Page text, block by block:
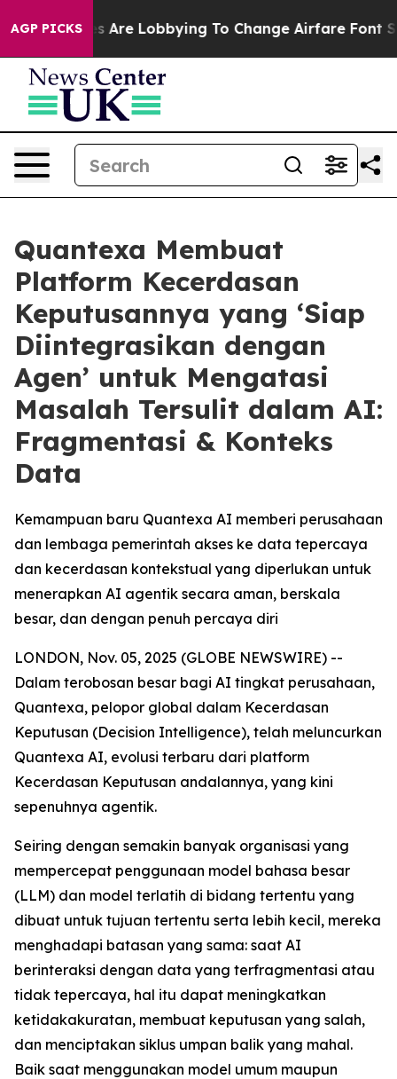
AGP PICKSAre Lobbying To Change Airfare Font Sizes.
Quantexa Membuat
Platform Kecerdasan
Keputusannya yang ‘Siap
Diintegrasikan dengan
Agen’ untuk Mengatasi
Masalah Tersulit dalam AI:
Fragmentasi & Konteks
Data
Kemampuan baru Quantexa AI memberi perusahaan
dan lembaga pemerintah akses ke data tepercaya
dan kecerdasan kontekstual yang diperlukan untuk
menerapkan AI agentik secara aman, berskala
besar, dan dengan penuh percaya diri
LONDON, Nov. 05, 2025 (GLOBE NEWSWIRE) --
Dalam terobosan besar bagi AI tingkat perusahaan,
Quantexa, pelopor global dalam Kecerdasan
Keputusan (Decision Intelligence), telah meluncurkan
Quantexa AI, evolusi terbaru dari platform
Kecerdasan Keputusan andalannya, yang kini
sepenuhnya agentik.
Seiring dengan semakin banyak organisasi yang
mempercepat penggunaan model bahasa besar
(LLM) dan model terlatih di bidang tertentu yang
dibuat untuk tujuan tertentu serta lebih kecil, mereka
menghadapi batasan yang sama: saat AI
berinteraksi dengan data yang terfragmentasi atau
tidak tepercaya, hal itu dapat meningkatkan
ketidakakuratan, membuat keputusan yang salah,
dan menciptakan siklus umpan balik yang mahal.
Baik saat menggunakan model umum maupun